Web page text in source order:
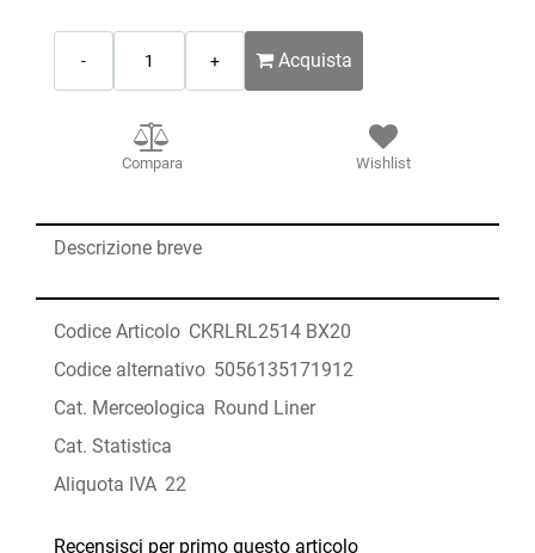
Acquista
Compara Wishlist
Descrizione breve
Codice Articolo CKRLRL2514 BX20
Codice alternativo 5056135171912
Cat. Merceologica Round Liner
Cat. Statistica
Aliquota IVA 22
Recensisci per primo questo articolo